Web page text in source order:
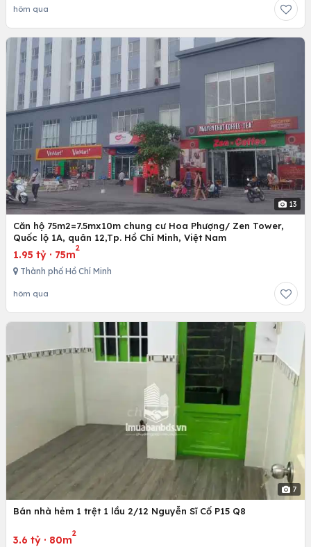
hôm qua
13
Căn hộ 75m2=7.5mx10m chung cư Hoa Phượng/ Zen Tower,
Quốc lộ 1A, quân 12,Tp. Hồ Chí Minh, Việt Nam
1.95 tỷ · 75m
2
Thành phố Hồ Chí Minh
hôm qua
7
Bán nhà hẻm 1 trệt 1 lầu 2/12 Nguyễn Sĩ Cố P15 Q8
3.6 tỷ · 80m
2